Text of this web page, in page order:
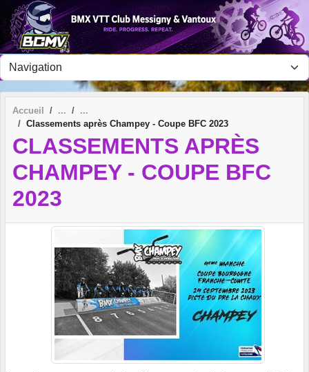
Accueil
Classements après Champey - Coupe BFC 2023
CLASSEMENTS APRÈS
CHAMPEY - COUPE BFC
2023
Panneau de gestion des cookies